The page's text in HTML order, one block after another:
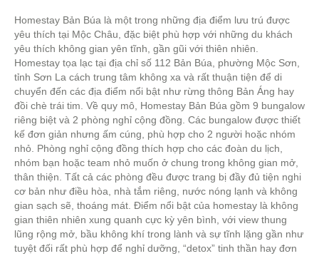
Homestay Bản Búa là một trong những địa điểm lưu trú được
yêu thích tại Mộc Châu, đặc biệt phù hợp với những du khách
yêu thích không gian yên tĩnh, gần gũi với thiên nhiên.
Homestay tọa lạc tại địa chỉ số 112 Bản Búa, phường Mộc Sơn,
tỉnh Sơn La cách trung tâm không xa và rất thuận tiện để di
chuyển đến các địa điểm nổi bật như rừng thông Bản Áng hay
đồi chè trái tim. Về quy mô, Homestay Bản Búa gồm 9 bungalow
riêng biệt và 2 phòng nghỉ cộng đồng. Các bungalow được thiết
kế đơn giản nhưng ấm cúng, phù hợp cho 2 người hoặc nhóm
nhỏ. Phòng nghỉ cộng đồng thích hợp cho các đoàn du lịch,
nhóm bạn hoặc team nhỏ muốn ở chung trong không gian mở,
thân thiện. Tất cả các phòng đều được trang bị đầy đủ tiện nghi
cơ bản như điều hòa, nhà tắm riêng, nước nóng lạnh và không
gian sạch sẽ, thoáng mát. Điểm nổi bật của homestay là không
gian thiên nhiên xung quanh cực kỳ yên bình, với view thung
lũng rộng mở, bầu không khí trong lành và sự tĩnh lặng gần như
tuyệt đối rất phù hợp để nghỉ dưỡng, “detox” tinh thần hay đơn